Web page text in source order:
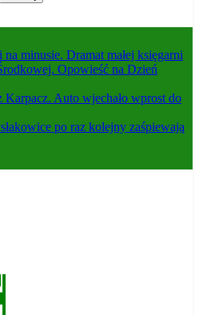
minusie. Dramat małej księgarni
Opowieść na Dzień
Auto wjechało wprost do
po raz kolejny zaśpiewają